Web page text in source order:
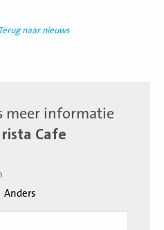
Terug naar nieuws
meer informatie
Cafe
Anders